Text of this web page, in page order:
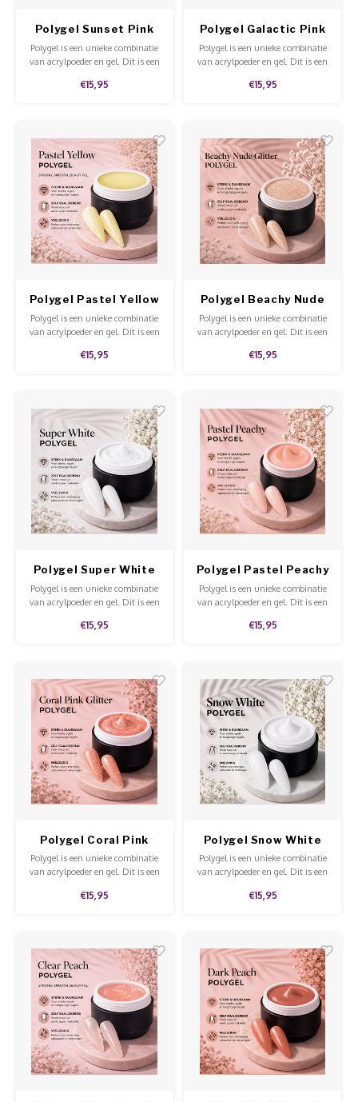
Polygel Sunset Pink
Glitter
Polygel is een unieke combinatie
van acrylpoeder en gel. Dit is een
makkelijk te modelleren en te
€15,95
Polygel Galactic Pink
Glitter
Polygel is een unieke combinatie
van acrylpoeder en gel. Dit is een
makkelijk te modelleren en te
€15,95
Polygel Pastel Yellow
Polygel is een unieke combinatie
van acrylpoeder en gel. Dit is een
makkelijk te modelleren en te
€15,95
Polygel Beachy Nude
Glitter
Polygel is een unieke combinatie
van acrylpoeder en gel. Dit is een
makkelijk te modelleren en te
€15,95
Polygel Super White
Polygel is een unieke combinatie
van acrylpoeder en gel. Dit is een
makkelijk te modelleren en te
€15,95
Polygel Pastel Peachy
Polygel is een unieke combinatie
van acrylpoeder en gel. Dit is een
makkelijk te modelleren en te
€15,95
Polygel Coral Pink
Glitter
Polygel is een unieke combinatie
van acrylpoeder en gel. Dit is een
makkelijk te modelleren en te
€15,95
Polygel Snow White
Polygel is een unieke combinatie
van acrylpoeder en gel. Dit is een
makkelijk te modelleren en te
€15,95